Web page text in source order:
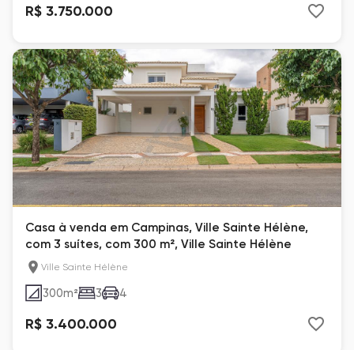
R$ 3.750.000
Casa à venda em Campinas, Ville Sainte Hélène,
com 3 suítes, com 300 m², Ville Sainte Hélène
Ville Sainte Hélène
300m² 3 4
R$ 3.400.000